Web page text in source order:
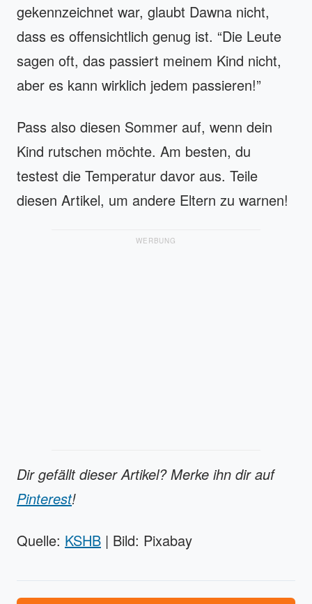
gekennzeichnet war, glaubt Dawna nicht,
dass es offensichtlich genug ist. “Die Leute
sagen oft, das passiert meinem Kind nicht,
aber es kann wirklich jedem passieren!”
Pass also diesen Sommer auf, wenn dein
Kind rutschen möchte. Am besten, du
testest die Temperatur davor aus. Teile
diesen Artikel, um andere Eltern zu warnen!
WERBUNG
Dir gefällt dieser Artikel? Merke ihn dir auf
Pinterest!
Quelle: KSHB | Bild: Pixabay